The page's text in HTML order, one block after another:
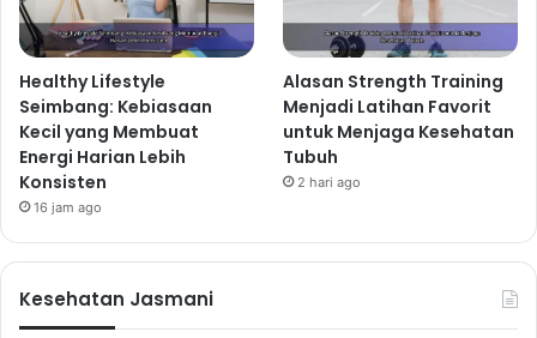
Healthy Lifestyle
Seimbang: Kebiasaan
Kecil yang Membuat
Energi Harian Lebih
Konsisten
16 jam ago
Alasan Strength Training
Menjadi Latihan Favorit
untuk Menjaga Kesehatan
Tubuh
2 hari ago
Kesehatan Jasmani